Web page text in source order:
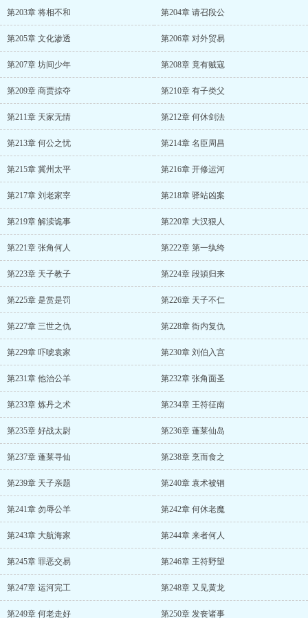
第203章 将相不和 第204章 请召段公
第205章 文化渗透 第206章 对外贸易
第207章 坊间少年 第208章 竟有贼寇
第209章 商贾掠夺 第210章 有子类父
第211章 天家无情 第212章 何休剑法
第213章 何公之忧 第214章 名臣周昌
第215章 冀州太平 第216章 开修运河
第217章 刘老家宰 第218章 驿站凶案
第219章 解渎诡事 第220章 大汉狠人
第221章 张角何人 第222章 第一纨绔
第223章 天子教子 第224章 段熲归来
第225章 是赏是罚 第226章 天子不仁
第227章 三世之仇 第228章 衙内复仇
第229章 吓唬袁家 第230章 刘伯入宫
第231章 他治公羊 第232章 张角面圣
第233章 炼丹之术 第234章 王符征南
第235章 好战太尉 第236章 蓬莱仙岛
第237章 蓬莱寻仙 第238章 烹而食之
第239章 天子亲题 第240章 袁术被锢
第241章 勿辱公羊 第242章 何休老魔
第243章 大航海家 第244章 来者何人
第245章 罪恶交易 第246章 王符野望
第247章 运河完工 第248章 又见黄龙
第249章 何老走好 第250章 发丧诸事